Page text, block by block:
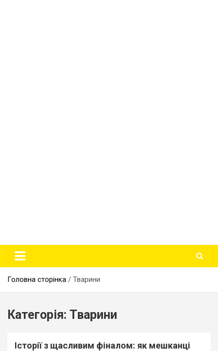
Головна сторінка Тварини
Категорія: Тварини
Історії з щасливим фіналом: як мешканці